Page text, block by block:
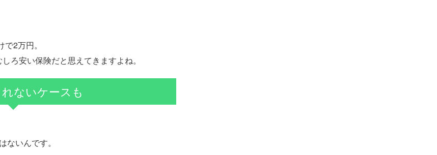
2万円。
ろ安い保険だと思えてきますよね。
ないケースも
いんです。